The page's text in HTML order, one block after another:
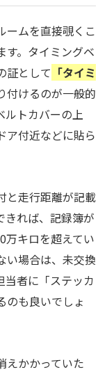
ームを直接覗くこ
す。タイミングベ
証として 「タイミ
付けるのが一般的
ルトカバーの上
ア付近などに貼ら
と走行距離が記載
きれば、記録簿が
万キロを超えてい
い場合は、未交換
当者に「ステッカ
のも良いでしょ
えかかっていた